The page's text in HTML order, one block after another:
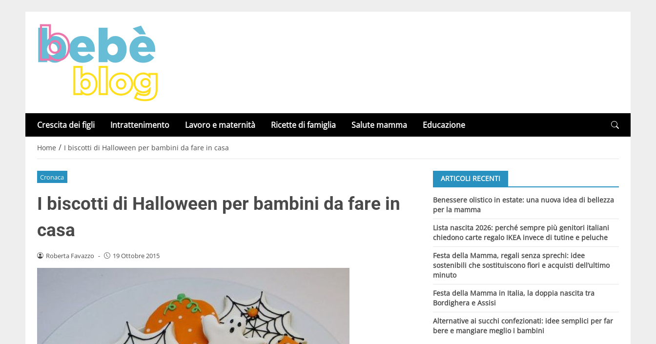
Crescita dei figli Intrattenimento Lavoro e maternità Ricette di famiglia Salute mamma Educazione
Home / I biscotti di Halloween per bambini da fare in casa
Cronaca
I biscotti di Halloween per bambini da fare in
casa
Roberta Favazzo - 19 Ottobre 2015
ARTICOLI RECENTI
Benessere olistico in estate: una nuova idea di bellezza
per la mamma
Lista nascita 2026: perché sempre più genitori italiani
chiedono carte regalo IKEA invece di tutine e peluche
Festa della Mamma, regali senza sprechi: idee
sostenibili che sostituiscono fiori e acquisti dell’ultimo
minuto
Festa della Mamma in Italia, la doppia nascita tra
Bordighera e Assisi
Alternative ai succhi confezionati: idee semplici per far
bere e mangiare meglio i bambini